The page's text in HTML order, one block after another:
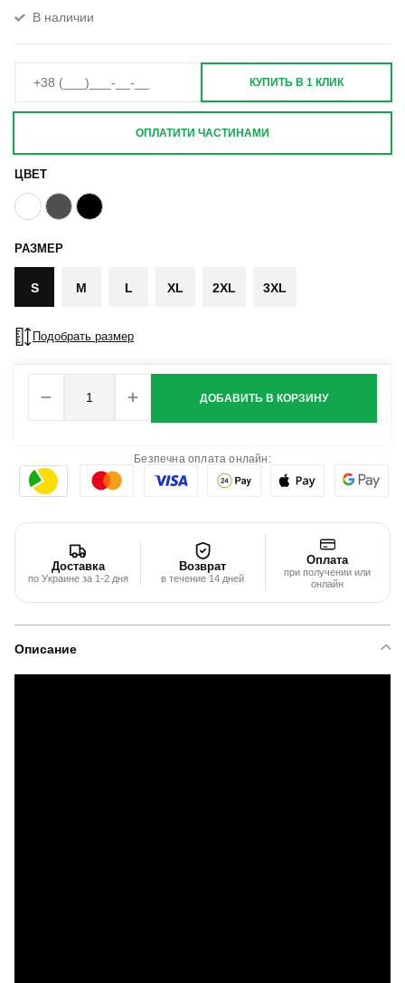
В наличии
ЦВЕТ
РАЗМЕР
S M L XL 2XL 3XL
Подобрать размер
ДОБАВИТЬ В КОРЗИНУ
КУПИТЬ В 1 КЛИК
ОПЛАТИТИ ЧАСТИНАМИ
Безпечна оплата онлайн:
Доставка
по Украине за 1-2 дня
Возврат
в течение 14 дней
Оплата
при получении или
онлайн
Описание